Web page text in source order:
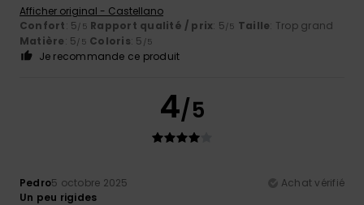
Afficher original - Castellano
Confort: 5/5 Rapport qualité / prix: 5/5 Taille: Trop grand
Matière: 5/5 Coloris: 5 /5
Je recommande ce produit
4/5
Pedro5 octobre 2025
Achat vérifié
Un peu rigides